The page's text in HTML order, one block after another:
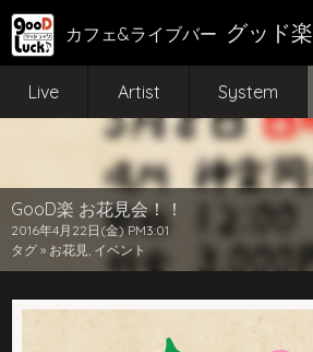
カフェ&ライブバー グッド楽
Live Artist System
GooD楽 お花見会！！
2016年4月22日(金) PM3:01
タグ » お花見, イベント